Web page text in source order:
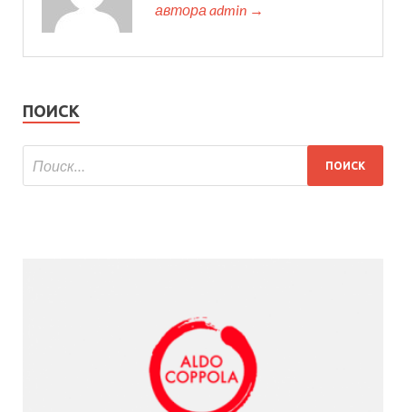
автора admin →
ПОИСК